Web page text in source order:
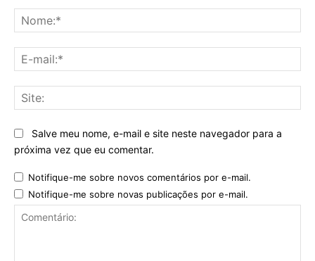
Salve meu nome, e-mail e site neste navegador para a
próxima vez que eu comentar.
Notifique-me sobre novos comentários por e-mail.
Notifique-me sobre novas publicações por e-mail.